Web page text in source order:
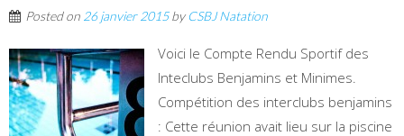
Posted on 26 janvier 2015by CSBJ Natation
Voici le Compte Rendu Sportif des
Inteclubs Benjamins et Minimes.
Compétition des interclubs benjamins
: Cette réunion avait lieu sur la piscine